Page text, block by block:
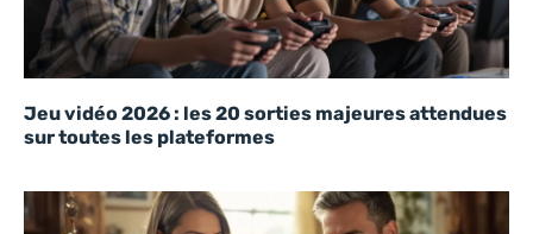
Jeu vidéo 2026 : les 20 sorties majeures attendues
sur toutes les plateformes